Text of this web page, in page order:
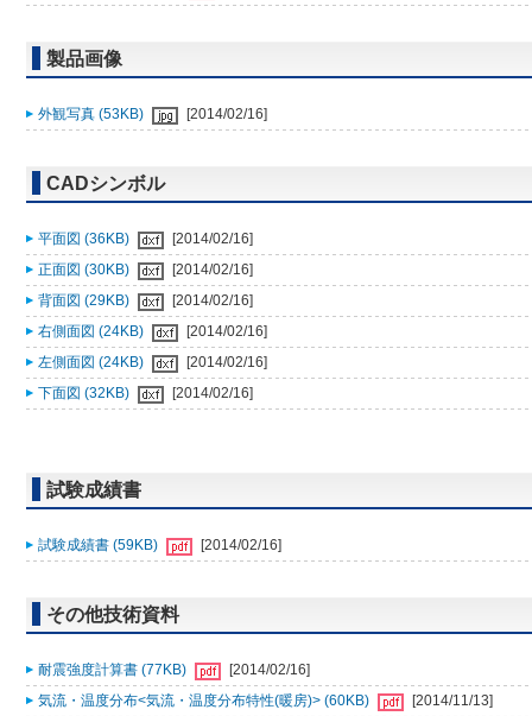
製品画像
外観写真 (53KB) [2014/02/16]
CADシンボル
平面図 (36KB)
[2014/02/16]
正面図 (30KB)
[2014/02/16]
背面図 (29KB)
[2014/02/16]
右側面図 (24KB)
[2014/02/16]
左側面図 (24KB)
[2014/02/16]
下面図 (32KB)
[2014/02/16]
試験成績書
試験成績書 (59KB) [2014/02/16]
その他技術資料
耐震強度計算書 (77KB)
[2014/02/16]
気流・温度分布<気流・温度分布特性(暖房)> (60KB)
[2014/11/13]